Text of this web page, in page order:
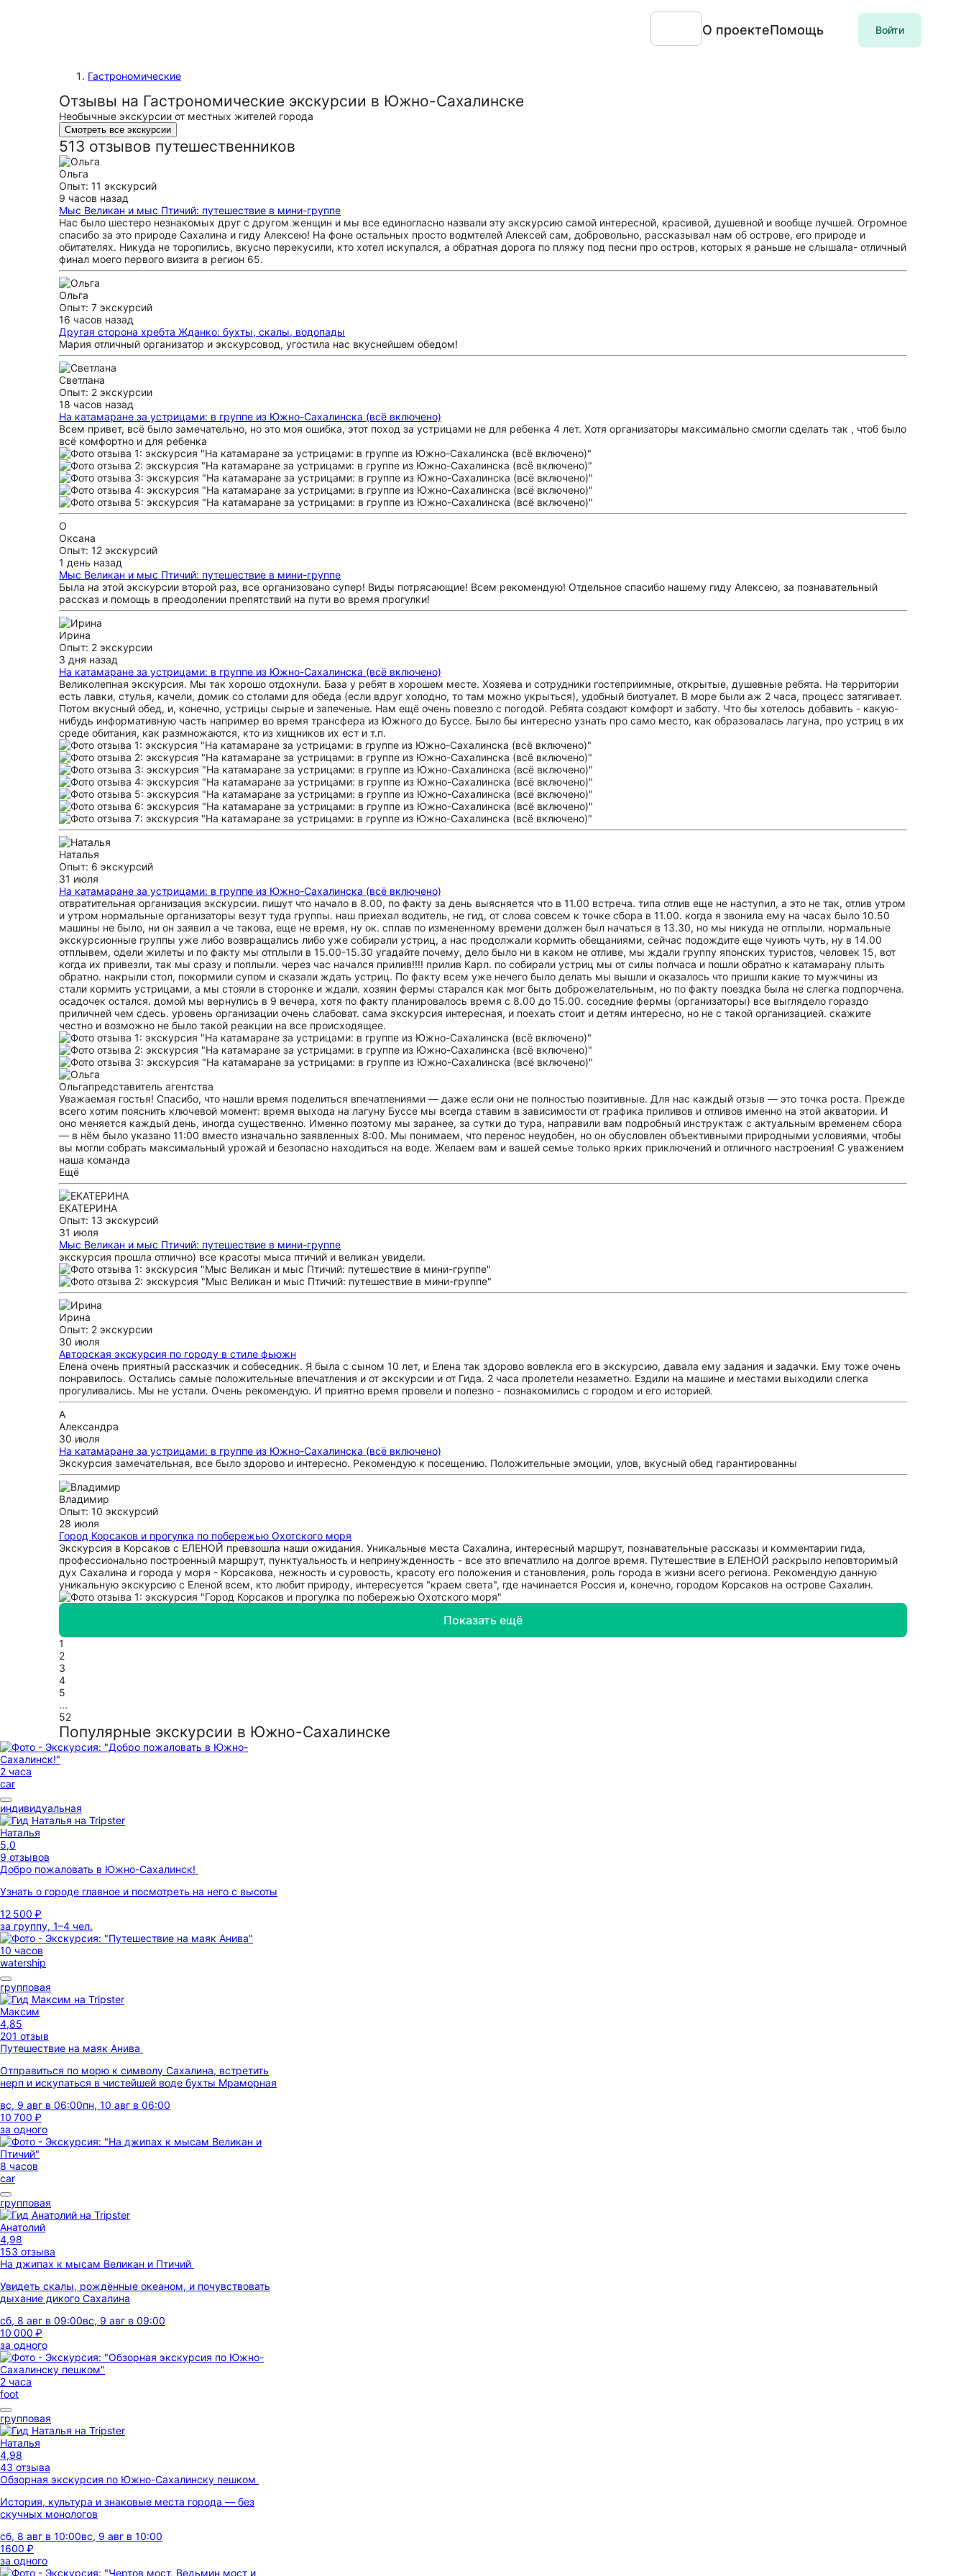
О проектеПомощь Войти
Гастрономические
Отзывы на Гастрономические экскурсии в Южно-Сахалинске
Необычные экскурсии от местных жителей города
Смотреть все экскурсии
513 отзывов путешественников
Ольга
Опыт: 11 экскурсий
9 часов назад
Мыс Великан и мыс Птичий: путешествие в мини-группе
Нас было шестеро незнакомых друг с другом женщин и мы все единогласно назвали эту экскурсию самой интересной, красивой, душевной и вообще лучшей. Огромное
спасибо за это природе Сахалина и гиду Алексею! На фоне остальных просто водмтелей Алексей сам, добровольно, рассказывал нам об острове, его природе и
обитателях. Никуда не торопились, вкусно перекусили, кто хотел искупался, а обратная дорога по пляжу под песни про остров, которых я раньше не слышала- отличный
финал моего первого визита в регион 65.
Ольга
Опыт: 7 экскурсий
16 часов назад
Другая сторона хребта Жданко: бухты, скалы, водопады
Мария отличный организатор и экскурсовод, угостила нас вкуснейшем обедом!
Светлана
Опыт: 2 экскурсии
18 часов назад
На катамаране за устрицами: в группе из Южно-Сахалинска (всё включено)
Всем привет, всё было замечательно, но это моя ошибка, этот поход за устрицами не для ребенка 4 лет. Хотя организаторы максимально смогли сделать так , чтоб было
всё комфортно и для ребенка
О
Оксана
Опыт: 12 экскурсий
1 день назад
Мыс Великан и мыс Птичий: путешествие в мини-группе
Была на этой экскурсии второй раз, все организовано супер! Виды потрясающие! Всем рекомендую! Отдельное спасибо нашему гиду Алексею, за познавательный
рассказ и помощь в преодолении препятствий на пути во время прогулки!
Ирина
Опыт: 2 экскурсии
3 дня назад
На катамаране за устрицами: в группе из Южно-Сахалинска (всё включено)
Великолепная экскурсия. Мы так хорошо отдохнули. База у ребят в хорошем месте. Хозяева и сотрудники гостеприимные, открытые, душевные ребята. На территории
есть лавки, стулья, качели, домик со столами для обеда (если вдруг холодно, то там можно укрыться), удобный биотуалет. В море были аж 2 часа, процесс затягивает.
Потом вкусный обед, и, конечно, устрицы сырые и запеченые. Нам ещё очень повезло с погодой. Ребята создают комфорт и заботу. Что бы хотелось добавить - какую-
нибудь информативную часть например во время трансфера из Южного до Буссе. Было бы интересно узнать про само место, как образовалась лагуна, про устриц в их
среде обитания, как размножаются, кто из хищников их ест и т.п.
Наталья
Опыт: 6 экскурсий
31 июля
На катамаране за устрицами: в группе из Южно-Сахалинска (всё включено)
отвратительная организация экскурсии. пишут что начало в 8.00, по факту за день выясняется что в 11.00 встреча. типа отлив еще не наступил, а это не так, отлив утром
и утром нормальные организаторы везут туда группы. наш приехал водитель, не гид, от слова совсем к точке сбора в 11.00. когда я звонила ему на часах было 10.50
машины не было, ни он заявил а че такова, еще не время, ну ок. сплав по измененному времени должен был начаться в 13.30, но мы никуда не отплыли. нормальные
экскурсионные группы уже либо возвращались либо уже собирали устриц, а нас продолжали кормить обещаниями, сейчас подождите еще чуиють чуть, ну в 14.00
отплывем, одели жилеты и по факту мы отплыли в 15.00-15.30 угадайте почему, дело было ни в каком не отливе, мы ждали группу японских туристов, человек 15, вот
когда их привезли, так мы сразу и поплыли. через час начался прилив!!!! прилив Карл. по собирали устриц мы от силы полчаса и пошли обратно к катамарану плыть
обратно. накрыли стол, покормили супом и сказали ждать устриц. По факту всем уже нечего было делать мы вышли и оказалось что пришли какие то мужчины из
стали кормить устрицами, а мы стояли в сторонке и ждали. хозяин фермы старался как мог быть доброжелательным, но по факту поездка была не слегка подпорчена.
осадочек остался. домой мы вернулись в 9 вечера, хотя по факту планировалось время с 8.00 до 15.00. соседние фермы (организаторы) все выглядело гораздо
приличней чем сдесь. уровень организации очень слабоват. сама экскурсия интересная, и поехать стоит и детям интересно, но не с такой организацией. скажите
честно и возможно не было такой реакции на все происходящее.
Ольгапредставитель агентства
Уважаемая гостья! Спасибо, что нашли время поделиться впечатлениями — даже если они не полностью позитивные. Для нас каждый отзыв — это точка роста. Прежде
всего хотим пояснить ключевой момент: время выхода на лагуну Буссе мы всегда ставим в зависимости от графика приливов и отливов именно на этой акватории. И
оно меняется каждый день, иногда существенно. Именно поэтому мы заранее, за сутки до тура, направили вам подробный инструктаж с актуальным временем сбора
— в нём было указано 11:00 вместо изначально заявленных 8:00. Мы понимаем, что перенос неудобен, но он обусловлен объективными природными условиями, чтобы
вы могли собрать максимальный урожай и безопасно находиться на воде. Желаем вам и вашей семье только ярких приключений и отличного настроения! С уважением
наша команда
Ещё
ЕКАТЕРИНА
Опыт: 13 экскурсий
31 июля
Мыс Великан и мыс Птичий: путешествие в мини-группе
экскурсия прошла отлично) все красоты мыса птичий и великан увидели.
Ирина
Опыт: 2 экскурсии
30 июля
Авторская экскурсия по городу в стиле фьюжн
Елена очень приятный рассказчик и собеседник. Я была с сыном 10 лет, и Елена так здорово вовлекла его в экскурсию, давала ему задания и задачки. Ему тоже очень
понравилось. Остались самые положительные впечатления и от экскурсии и от Гида. 2 часа пролетели незаметно. Ездили на машине и местами выходили слегка
прогуливались. Мы не устали. Очень рекомендую. И приятно время провели и полезно - познакомились с городом и его историей.
А
Александра
30 июля
На катамаране за устрицами: в группе из Южно-Сахалинска (всё включено)
Экскурсия замечательная, все было здорово и интересно. Рекомендую к посещению. Положительные эмоции, улов, вкусный обед гарантированны
Владимир
Опыт: 10 экскурсий
28 июля
Город Корсаков и прогулка по побережью Охотского моря
Экскурсия в Корсаков с ЕЛЕНОЙ превзошла наши ожидания. Уникальные места Сахалина, интересный маршрут, познавательные рассказы и комментарии гида,
профессионально построенный маршрут, пунктуальность и непринужденность - все это впечатлило на долгое время. Путешествие в ЕЛЕНОЙ раскрыло неповторимый
дух Сахалина и города у моря - Корсакова, нежность и суровость, красоту его положения и становления, роль города в жизни всего региона. Рекомендую данную
уникальную экскурсию с Еленой всем, кто любит природу, интересуется "краем света", где начинается Россия и, конечно, городом Корсаков на острове Сахалин.
Показать ещё
1
2
3
4
5
...
52
Популярные экскурсии в Южно-Сахалинске
2 часа
car
индивидуальная
Наталья
5,0
9 отзывов
Добро пожаловать в Южно-Сахалинск!
Узнать о городе главное и посмотреть на него с высоты
12 500 ₽
за группу, 1–4 чел.
10 часов
watership
групповая
Максим
4,85
201 отзыв
Путешествие на маяк Анива
Отправиться по морю к символу Сахалина, встретить
нерп и искупаться в чистейшей воде бухты Мраморная
вс, 9 авг в 06:00пн, 10 авг в 06:00
10 700 ₽
за одного
8 часов
car
групповая
Анатолий
4,98
153 отзыва
На джипах к мысам Великан и Птичий
Увидеть скалы, рождённые океаном, и почувствовать
дыхание дикого Сахалина
сб, 8 авг в 09:00вс, 9 авг в 09:00
10 000 ₽
за одного
2 часа
foot
групповая
Наталья
4,98
43 отзыва
Обзорная экскурсия по Южно-Сахалинску пешком
История, культура и знаковые места города — без
скучных монологов
сб, 8 авг в 10:00вс, 9 авг в 10:00
1600 ₽
за одного